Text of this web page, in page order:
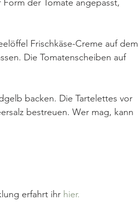
der Tomate angepasst,
Frischkäse-Creme auf dem
Die Tomatenscheiben auf
backen. Die Tartelettes vor
bestreuen. Wer mag, kann
erfahrt ihr hier.